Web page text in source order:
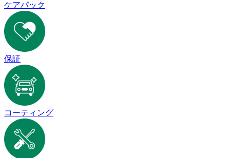
ケアパック
保証
コーティング